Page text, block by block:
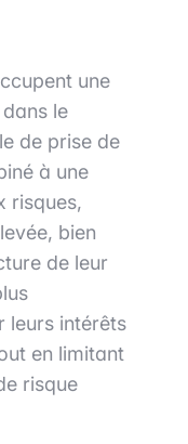
une
le
de prise de
à une
risques,
bien
de leur
leurs intérêts
en limitant
risque